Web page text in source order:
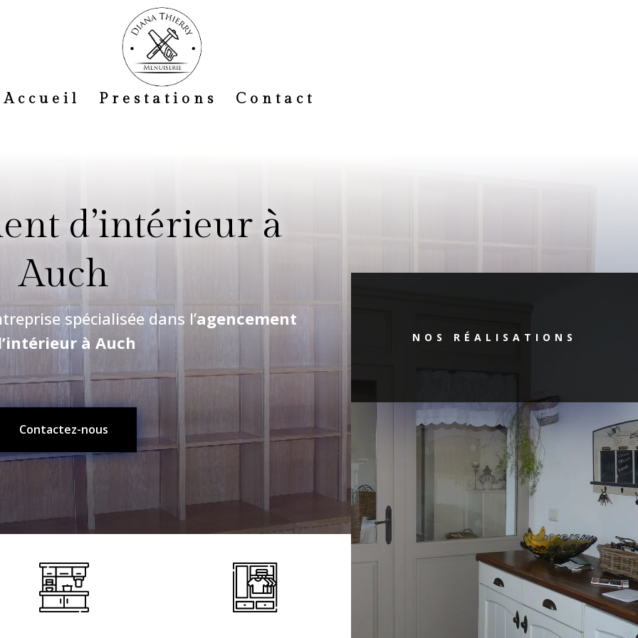
Accueil Prestations Contact
d’intérieur à
Auch
spécialisée dans l’agencement
à Auch
Contactez-nous
NOS RÉALISATIONS